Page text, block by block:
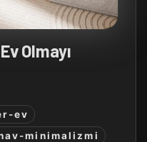
Olmayı
ev
minimalizmi